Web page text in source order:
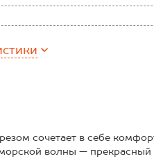
сочетает в себе
волны —